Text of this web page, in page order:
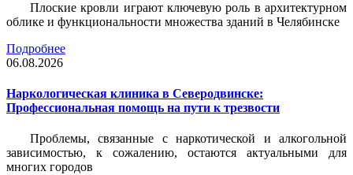
Плоские кровли играют ключевую роль в архитектурном
облике и функциональности множества зданий в Челябинске
Подробнее
06.08.2026
Наркологическая клиника в Северодвинске:
Профессиональная помощь на пути к трезвости
Проблемы, связанные с наркотической и алкогольной
зависимостью, к сожалению, остаются актуальными для
многих городов